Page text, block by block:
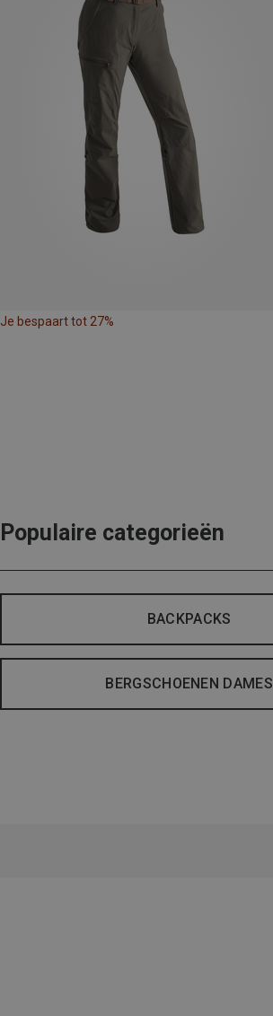
Je bespaart tot 27%
Populaire categorieën
BACKPACKS
BERGSCHOENEN DAMES